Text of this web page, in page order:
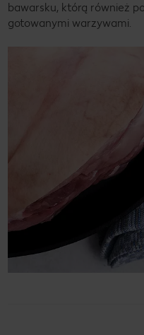
bawarsku, którą również
gotowanymi warzywami.